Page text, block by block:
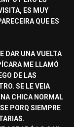
ES MUY
QUE ES
DAR UNA VUELTA
ME LLAMÓ
DE LAS
SE LE VEIA
CHICA NORMAL
PORQ SIEMPRE